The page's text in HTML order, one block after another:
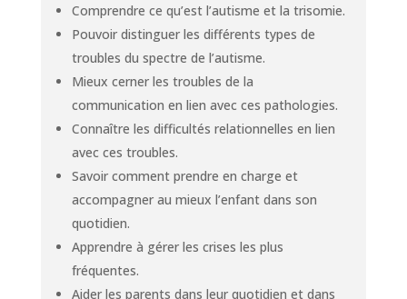
Comprendre ce qu’est l’autisme et la trisomie.
Pouvoir distinguer les différents types de
troubles du spectre de l’autisme.
Mieux cerner les troubles de la
communication en lien avec ces pathologies.
Connaître les difficultés relationnelles en lien
avec ces troubles.
Savoir comment prendre en charge et
accompagner au mieux l’enfant dans son
quotidien.
Apprendre à gérer les crises les plus
fréquentes.
Aider les parents dans leur quotidien et dans